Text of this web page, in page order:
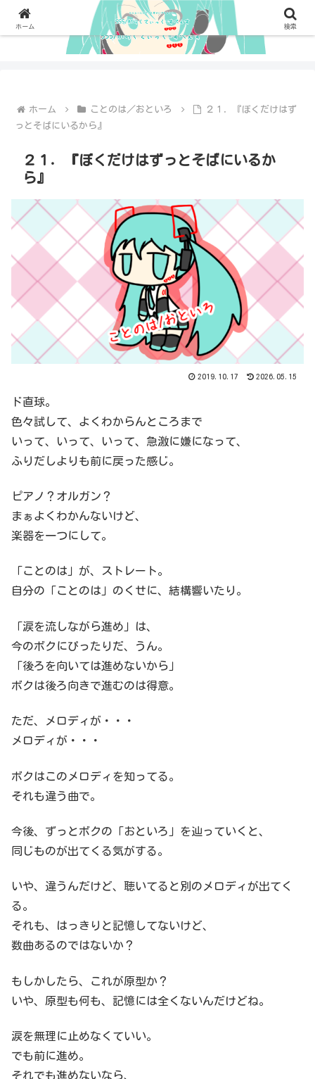
ホーム ことのは／おといろ
２１．『ぼくだけはず
っとそばにいるから』
２１．『ぼくだけはずっとそばにいるか
ら』
2019.10.17 2026.05.15
ド直球。
色々試して、よくわからんところまで
いって、いって、いって、急激に嫌になって、
ふりだしよりも前に戻った感じ。
ピアノ？オルガン？
まぁよくわかんないけど、
楽器を一つにして。
「ことのは」が、ストレート。
自分の「ことのは」のくせに、結構響いたり。
「涙を流しながら進め」は、
今のボクにぴったりだ、うん。
「後ろを向いては進めないから」
ボクは後ろ向きで進むのは得意。
ただ、メロディが・・・
メロディが・・・
ボクはこのメロディを知ってる。
それも違う曲で。
今後、ずっとボクの「おといろ」を辿っていくと、
同じものが出てくる気がする。
いや、違うんだけど、聴いてると別のメロディが出てく
る。
それも、はっきりと記憶してないけど、
数曲あるのではないか？
もしかしたら、これが原型か？
いや、原型も何も、記憶には全くないんだけどね。
涙を無理に止めなくていい。
でも前に進め。
それでも進めないなら、
ホーム 検索